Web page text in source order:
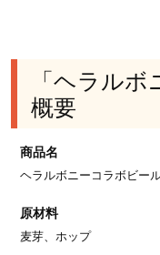
「ヘラルボ
概要
商品名
ヘラルボニーコラボビー
原材料
麦芽、ホップ